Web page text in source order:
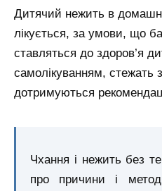
Дитячий нежить в
лікується, за умови, що
ставляться до здоров’я
самолікуванням, стежать
дотримуються
Чхання і нежить без
про причини і